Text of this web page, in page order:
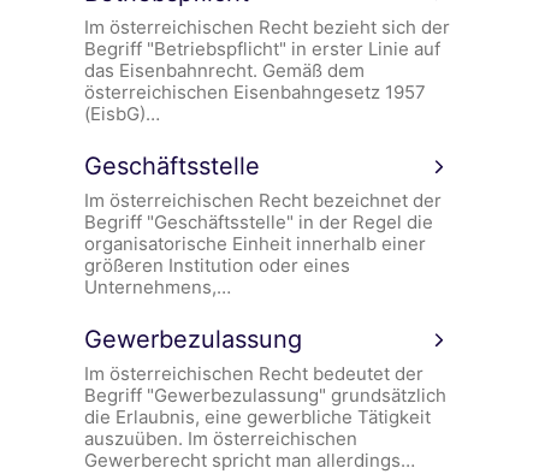
Im österreichischen Recht bezieht sich der
Begriff "Betriebspflicht" in erster Linie auf
das Eisenbahnrecht. Gemäß dem
österreichischen Eisenbahngesetz 1957
(EisbG)…
Geschäftsstelle
Im österreichischen Recht bezeichnet der
Begriff "Geschäftsstelle" in der Regel die
organisatorische Einheit innerhalb einer
größeren Institution oder eines
Unternehmens,…
Gewerbezulassung
Im österreichischen Recht bedeutet der
Begriff "Gewerbezulassung" grundsätzlich
die Erlaubnis, eine gewerbliche Tätigkeit
auszuüben. Im österreichischen
Gewerberecht spricht man allerdings…